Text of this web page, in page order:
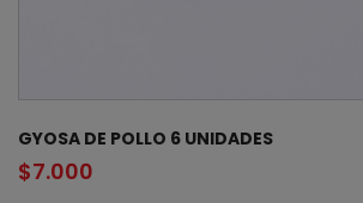
GYOSA DE POLLO 6 UNIDADES
$7.000